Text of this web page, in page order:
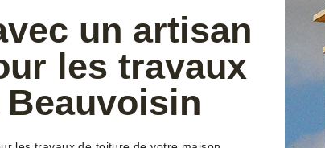
un artisan
les travaux